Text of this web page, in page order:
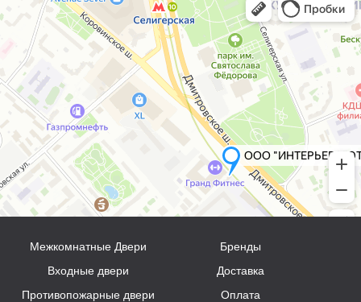
Межкомнатные Двери
Входные двери
Противопожарные двери
Бренды
Доставка
Оплата